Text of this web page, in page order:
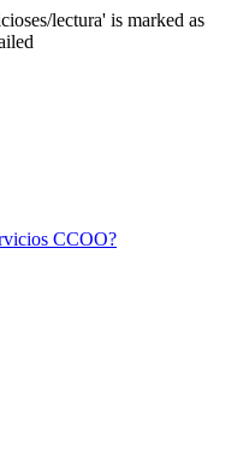
lectura' is marked as
CCOO?